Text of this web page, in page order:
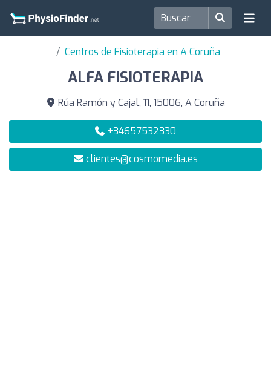
Centros de Fisioterapia en A Coruña
ALFA FISIOTERAPIA
Rúa Ramón y Cajal, 11, 15006, A Coruña
+34657532330
clientes@cosmomedia.es